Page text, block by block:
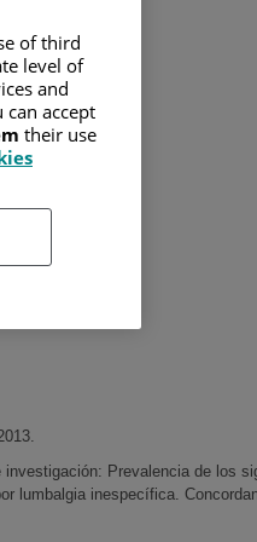
Prevalencia de los
lumbalgia inespecífica.
of third
level of
and
accept
their use